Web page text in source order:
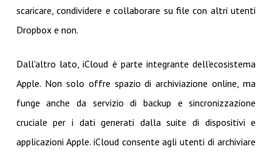
scaricare, condividere e collaborare su file con altri utenti
Dropbox e non.
Dall'altro lato, iCloud è parte integrante dell'ecosistema
Apple. Non solo offre spazio di archiviazione online, ma
funge anche da servizio di backup e sincronizzazione
cruciale per i dati generati dalla suite di dispositivi e
applicazioni Apple. iCloud consente agli utenti di archiviare